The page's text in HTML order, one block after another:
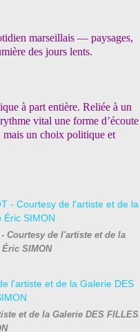
marseillais — paysages,
des jours lents.
à part entière. Reliée à un
vital une forme d’écoute
mais un choix politique et
Courtesy de l'artiste et de la
SIMON
et de la Galerie DES FILLES